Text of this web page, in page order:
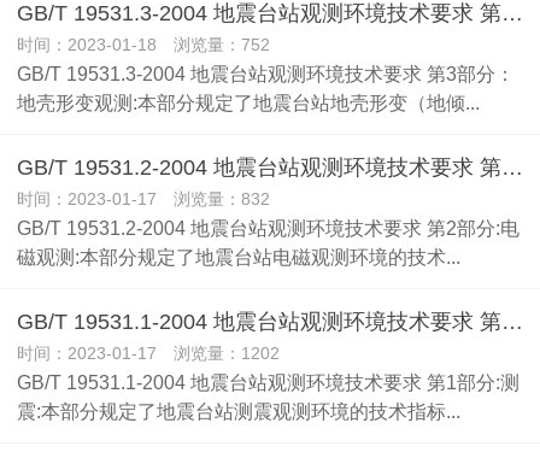
GB/T 19531.3-2004 地震台站观测环境技术要求 第3部分：地壳形变观测
时间：2023-01-18 浏览量：752
GB/T 19531.3-2004 地震台站观测环境技术要求 第3部分：
地壳形变观测:本部分规定了地震台站地壳形变（地倾...
GB/T 19531.2-2004 地震台站观测环境技术要求 第2部分:电磁观测
时间：2023-01-17 浏览量：832
GB/T 19531.2-2004 地震台站观测环境技术要求 第2部分:电
磁观测:本部分规定了地震台站电磁观测环境的技术...
GB/T 19531.1-2004 地震台站观测环境技术要求 第1部分:测震
时间：2023-01-17 浏览量：1202
GB/T 19531.1-2004 地震台站观测环境技术要求 第1部分:测
震:本部分规定了地震台站测震观测环境的技术指标...